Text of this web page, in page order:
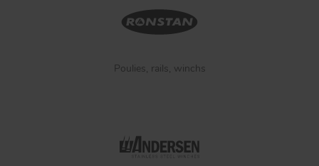
Poulies, rails, winchs